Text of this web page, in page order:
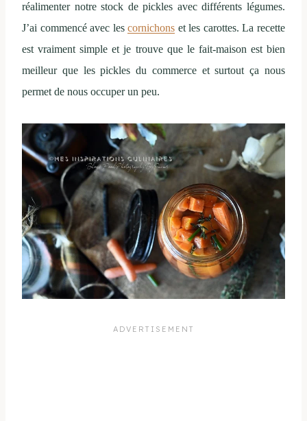
réalimenter notre stock de pickles avec différents légumes.
J’ai commencé avec lescornichons et les carottes. La recette
est vraiment simple et je trouve que le fait-maison est bien
meilleur que les pickles du commerce et surtout ça nous
permet de nous occuper un peu.